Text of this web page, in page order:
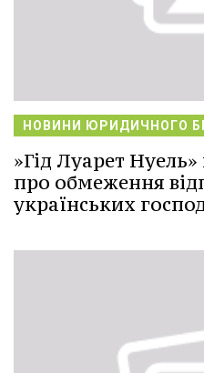
НОВИНИ ЮРИДИЧНОГО
»Гід Луарет
про обмеження
українських